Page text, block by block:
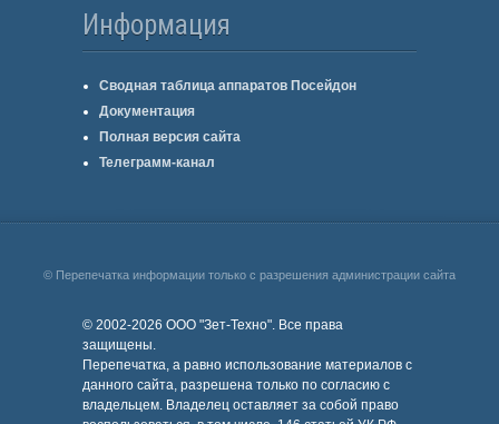
Информация
Сводная таблица аппаратов Посейдон
Документация
Полная версия сайта
Телеграмм-канал
© Перепечатка информации только с разрешения администрации сайта
© 2002-2026 ООО "Зет-Техно". Все права
защищены.
Перепечатка, а равно использование материалов с
данного сайта, разрешена только по согласию с
владельцем. Владелец оставляет за собой право